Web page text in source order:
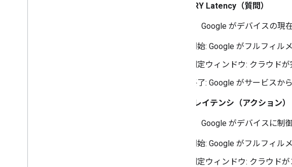
1. QUERY Latency（質問）
これは、Google がデバイスの
開始: Google がフルフィル
測定ウィンドウ: クラウド
終了: Google がサービスか
2. 実行レイテンシ（アクション）
これは、Google がデバイスに制
開始: Google がフルフィル
測定ウィンドウ: クラウド